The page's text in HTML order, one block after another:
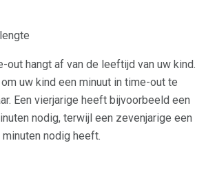
out hangt af van de leeftijd van uw kind.
uw kind een minuut in time-out te
Een vierjarige heeft bijvoorbeeld een
nodig, terwijl een zevenjarige een
nodig heeft.